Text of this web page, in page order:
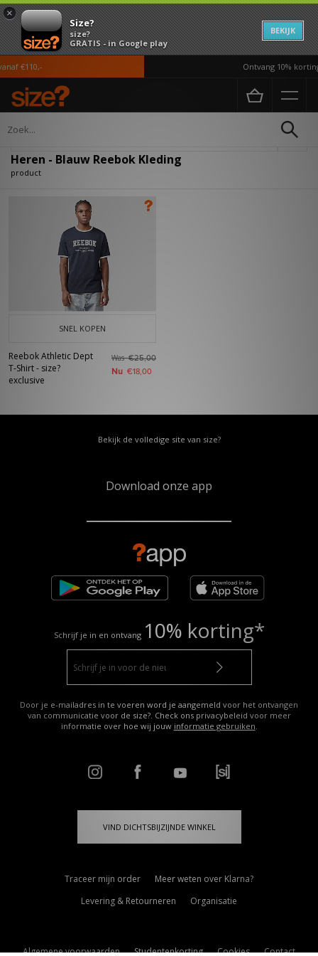
×
Size?
size?
GRATIS - in Google play
BEKIJK
€110,- Ontvang 10%
Home Heren
Heren - Blauw Reebok Kleding
product
SNEL KOPEN
Reebok Athletic Dept
T-Shirt - size?
exclusive
Was€25,00
Nu €18,00
Bekijk de volledige site van size?
Download onze app
Schrijf je in en ontvang 10% korting*
Door je e-mailadres in te voeren word je aangemeld voor het ontvangen
van communicatie voor de size?. Check ons privacybeleid voor meer
informatie over hoe wij jouw informatie gebruiken.
VIND DICHTSBIJZIJNDE WINKEL
Traceer mijn order
Meer weten over Klarna?
Levering & Retourneren
Organisatie
Algemene voorwaarden Studentenkorting Cookies Contact